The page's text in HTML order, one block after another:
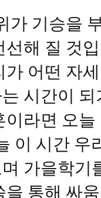
가 기승을
선해 질 것
가 어떤 자
시간이
이라면 오
이 시간 우
가을학기
을 통해 싸